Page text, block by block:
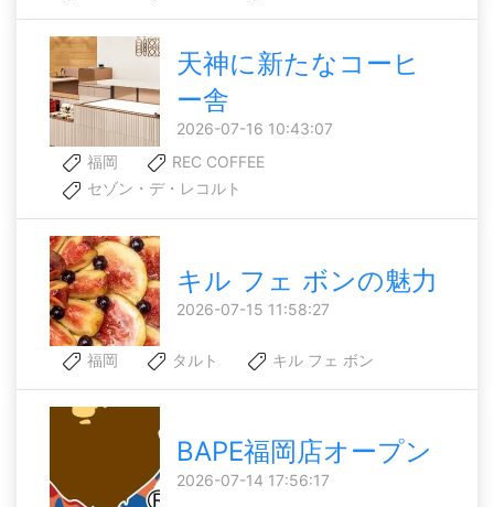
天神に新たなコーヒ
ー舎
2026-07-16 10:43:07
福岡
REC COFFEE
セゾン・デ・レコルト
キル フェ ボンの魅力
2026-07-15 11:58:27
福岡 タルト キル フェ ボン
BAPE福岡店オープン
2026-07-14 17:56:17